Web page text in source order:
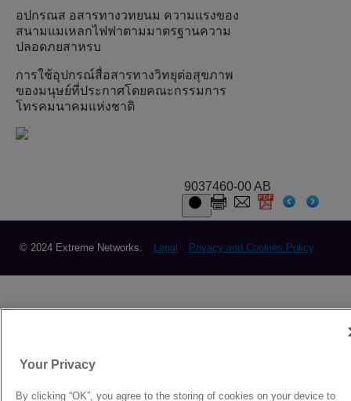
อปกรณส อสารทางวทยนม ความแรงของ
สนามแมเหลกไฟฟาตามมาตรฐานความ
ปลอดภยสาหรบ
การใช้อุปกรณ์สื่อสารทางวิทยุต่อสุขภาพ
ของมนุษย์ที่ประกาศโดยคณะกรรมการ
โทรคมนาคมแห่งชาติ
9037460-00 AB
© 2024 Extreme Networks. Legal Privacy and Cookies Policy
Your Privacy
By clicking “OK”, you agree to the storing of cookies on your device to